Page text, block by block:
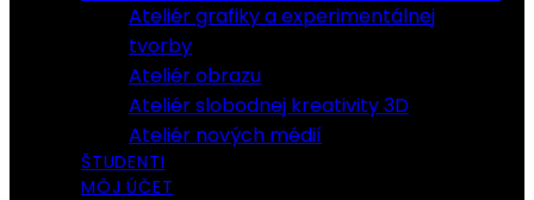
Ateliér grafiky a experimentálnej
tvorby
Ateliér obrazu
Ateliér slobodnej kreativity 3D
Ateliér nových médií
ŠTUDENTI
MÔJ ÚČET